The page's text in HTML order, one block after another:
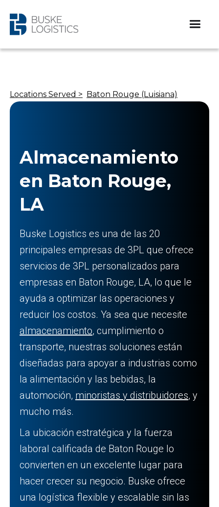
Locations Served > Baton Rouge (Luisiana)
Almacenamiento
en Baton Rouge,
LA
Buske Logistics es una de las 20
principales empresas de 3PL que ofrece
servicios de 3PL personalizados para
empresas en Baton Rouge, LA, lo que le
ayuda a optimizar las operaciones y
reducir los costos. Ya sea que necesite
almacenamiento, cumplimiento o
transporte, nuestras soluciones están
diseñadas para apoyar a industrias como
la alimentación y las bebidas, la
automoción, minoristas y distribuidores, y
mucho más.
La ubicación estratégica y la fuerza
laboral calificada de Baton Rouge lo
convierten en un excelente lugar para
hacer crecer su negocio. Buske ofrece
una logística flexible y escalable sin las